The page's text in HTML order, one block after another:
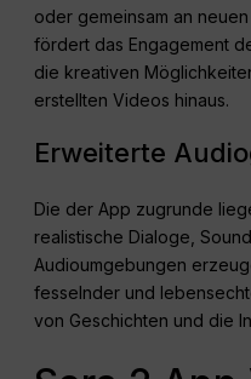
oder gemeinsam an
fördert das Engagement
die kreativen
erstellten Videos hinaus.
Erweiterte
Die der App zugrunde
realistische Dialoge,
Audioumgebungen
fesselnder und
von Geschichten und die